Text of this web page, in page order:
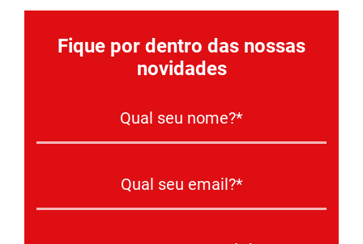
Fique por dentro das nossas
novidades